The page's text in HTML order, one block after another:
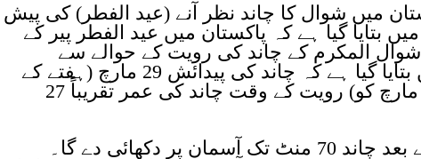
میں شوال کا چاند نظر آنے (عید الفطر) کی پیش
گیا ہے کہ پاکستان میں عید الفطر پیر کے
ہے۔شوال المکرم کے چاند کی رویت کے حوالے سے
محکمہ موسمیات کی پیش گوئی میں بتایا گیا ہے کہ چاند کی پیدائش 29 مارچ (ہفتے کے
روز) 3:58 بجے ہوگی اور اگلے دن (30 مارچ کو) رویت کے وقت چاند کی عمر تقریباً 27
پیش گوئی کے مطابق غروب آفتاب کے بعد چاند 70 منٹ تک آسمان پر دکھائی دے گا۔